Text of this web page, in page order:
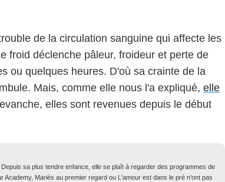
de la circulation sanguine qui affecte les
froid déclenche pâleur, froideur et perte de
ou quelques heures. D'où sa crainte de la
Mais, comme elle nous l'a expliqué, elle
elles sont revenues depuis le début
sa plus tendre enfance, elle se plaît à regarder des programmes de
Academy, Mariés au premier regard ou L'amour est dans le pré n'ont pas